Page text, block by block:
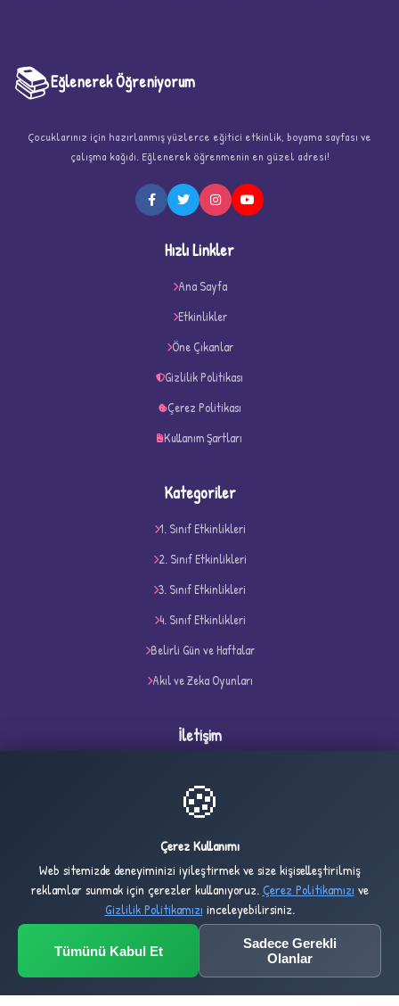
D
📚Eğlenerek Öğreniyorum
Çocuklarınız için hazırlanmış yüzlerce eğitici etkinlik, boyama sayfası ve
çalışma kağıdı. Eğlenerek öğrenmenin en güzel adresi!
Hızlı Linkler
Ana Sayfa
Etkinlikler
Öne Çıkanlar
Gizlilik Politikası
Çerez Politikası
Kullanım Şartları
Kategoriler
1. Sınıf Etkinlikleri
2. Sınıf Etkinlikleri
3. Sınıf Etkinlikleri
4. Sınıf Etkinlikleri
Belirli Gün ve Haftalar
Akıl ve Zeka Oyunları
İletişim
ONLINE
5,367
BUGÜN
3,128 1,034,157
🍪
Çerez Kullanımı
Web sitemizde deneyiminizi iyileştirmek ve size kişiselleştirilmiş
reklamlar sunmak için çerezler kullanıyoruz.Çerez Politikamızı ve
Gizlilik Politikamızı inceleyebilirsiniz.
Tümünü Kabul Et
Sadece Gerekli
Olanlar